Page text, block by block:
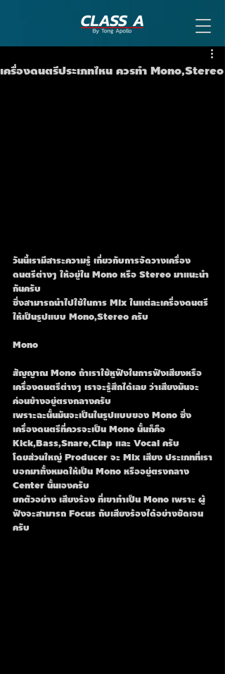
เครื่องดนตรีประเภทไหน ควรทำ Mono,Stereo
วันนี้เรามีสาระความรู้ เกี่ยวกับการจัดวางเครื่อง
ดนตรีต่างๆ ให้อยู่ใน Mono หรือ Stereo มาแนะนำ
กันครับ
ซึ่งสามารถนำไปใช้ในการ Mix ในแต่ละเครื่องดนตรี
ให้เป็นรูปแบบ Mono,Stereo ครับ
Mono
สัญญาณ Mono ถ้าเราใช้หูฟังในการฟังเสียงหรือ
เครื่องดนตรีต่างๆ เราจะรู้สึกได้เลย ว่าเสียงมันจะ
ค่อนข้างอยู่ตรงกลางครับ
เพราะฉะนั้นมันจะเป็นในรูปแบบของ Mono ซึ่ง
เครื่องดนตรีที่ควรจะเป็น Mono นั้นก็คือ
Kick,Bass,Snare,Clap และ Vocal ครับ
โดยส่วนใหญ่ Producer จะ Mix เสียง ประเภทที่เรา
บอกมาทั้งหมดให้เป็น Mono หรืออยู่ตรงกลาง
Center นั้นเองครับ
ยกตัวอย่าง เสียงร้อง ที่เขาทำเป็น Mono เพราะ ผู้
ฟังจะสามารถ Focus กับเสียงร้องได้อย่างชัดเจน
ครับ